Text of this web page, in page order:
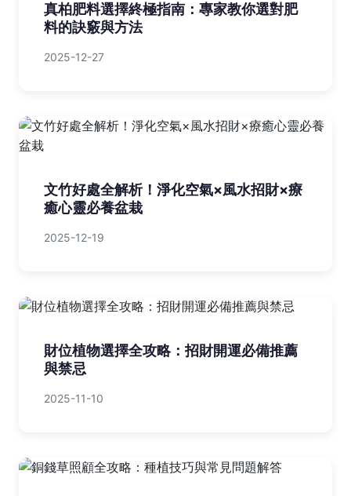
真柏肥料選擇終極指南：專家教你選對肥
料的訣竅與方法
2025-12-27
文竹好處全解析！淨化空氣×風水招財×療
癒心靈必養盆栽
2025-12-19
財位植物選擇全攻略：招財開運必備推薦
與禁忌
2025-11-10